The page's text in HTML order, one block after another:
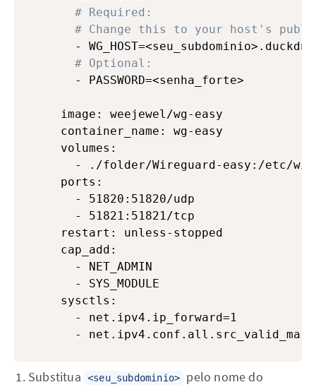
# Required:
# Change this to your host's
-
# Optional:
      - PASSWORD=<senha_forte>
    image: weejewel/wg-easy
    container_name: wg-easy
    volumes:
- ./folder/Wireguard-easy:/etc/
    ports:
      - 51820:51820/udp
      - 51821:51821/tcp
    restart: unless-stopped
    cap_add:
      - NET_ADMIN
      - SYS_MODULE
    sysctls:
      - net.ipv4.ip_forward=1
-
Substitua <seu_subdominio>
pelo nome do